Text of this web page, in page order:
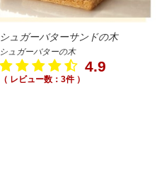
シュガーバターサンドの木
シュガーバターの木
4.9
（ レビュー数：3件 ）